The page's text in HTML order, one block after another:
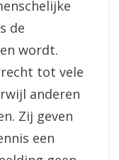
de
wordt.
tot vele
anderen
Zij geven
een